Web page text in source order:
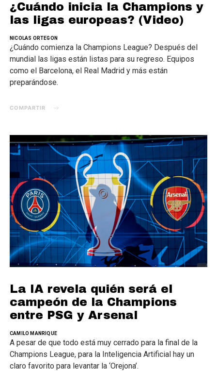
¿Cuándo inicia la Champions y
las ligas europeas? (Video)
NICOLAS ORTEGON
¿Cuándo comienza la Champions League? Después del
mundial las ligas están listas para su regreso. Equipos
como el Barcelona, el Real Madrid y más están
preparándose.
COMPARTIR
La IA revela quién será el
campeón de la Champions
entre PSG y Arsenal
CAMILO MANRIQUE
A pesar de que todo está muy cerrado para la final de la
Champions League, para la Inteligencia Artificial hay un
claro favorito para levantar la ‘Orejona’.